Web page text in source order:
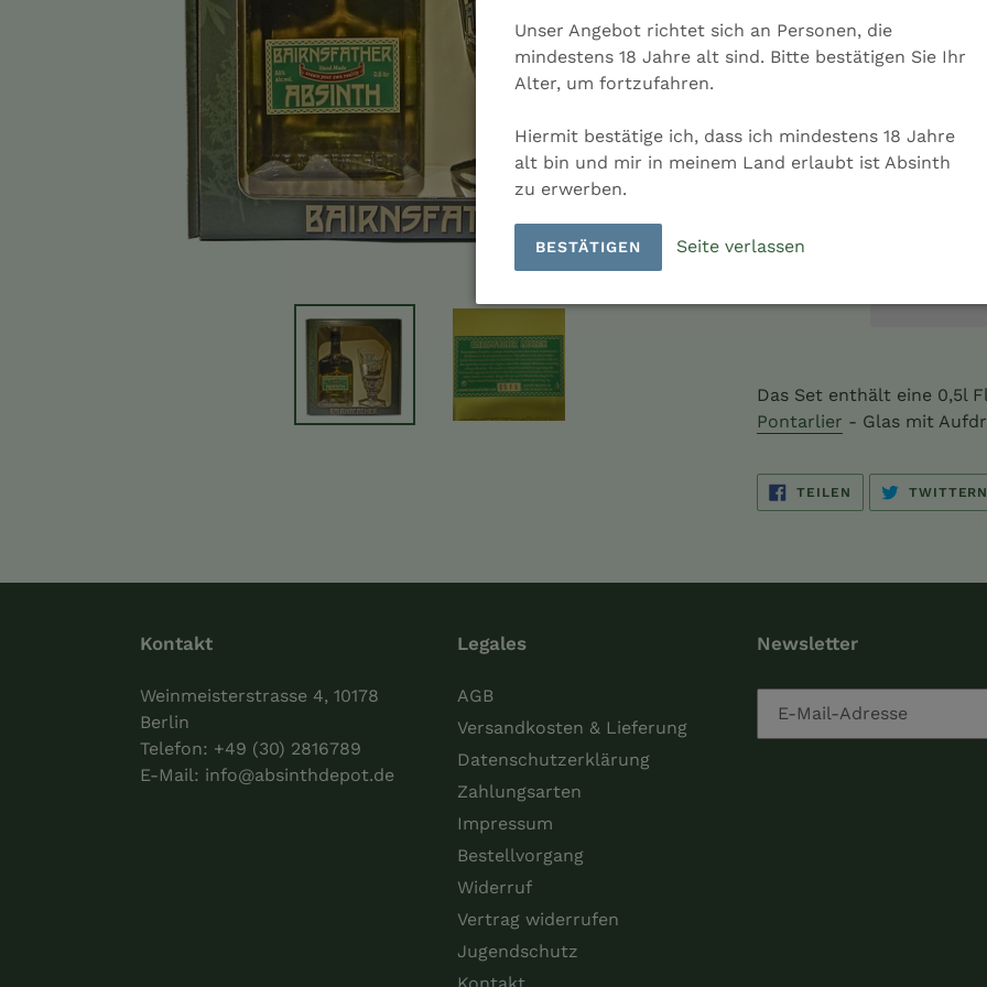
Unser Angebot richtet sich an Personen, die
mindestens 18 Jahre alt sind. Bitte bestätigen Sie Ihr
Alter, um fortzufahren.
Hiermit bestätige ich, dass ich mindestens 18 Jahre
alt bin und mir in meinem Land erlaubt ist Absinth
zu erwerben.
BESTÄTIGEN Seite verlassen
IN DEN
wird
zum
Warenkorb
Das Set enthält eine 0,5l
Pontarlier - Glas mit
TEILEN
FACEBOOK
TEILEN
TWITTERN
Kontakt
Weinmeisterstrasse 4, 10178
Berlin
Telefon: +49 (30) 2816789
E-Mail: info@absinthdepot.de
Legales
AGB
Versandkosten & Lieferung
Datenschutzerklärung
Zahlungsarten
Impressum
Bestellvorgang
Widerruf
Vertrag widerrufen
Jugendschutz
Kontakt
Newsletter